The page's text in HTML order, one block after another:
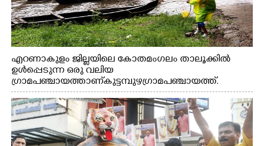
എറണാകുളം ജില്ലയിലെ കോതമംഗലം താലൂക്കിൽ
ഉൾപ്പെടുന്ന ഒരു വലിയ
ഗ്രാമപഞ്ചായത്താണ് കുട്ടമ്പുഴ ഗ്രാമ പഞ്ചായത്ത്.
ആദിവാസി ഊരുകളായ വെള്ളാരംകുത്ത്, കത്തിപ്പാറ,
ഉറിയംപെട്ടി, തേക്കല്ല്, വെട്ടിക്കല്ല്, മഞ്ചപ്പാറ എന്നീ ആറു
സ്ഥലങ്ങളിലേക്കുള്ള പ്രധാന സഞ്ചാര മാർഗമാണ് ഈ
കാണുന്ന കടത്ത് വള്ളം